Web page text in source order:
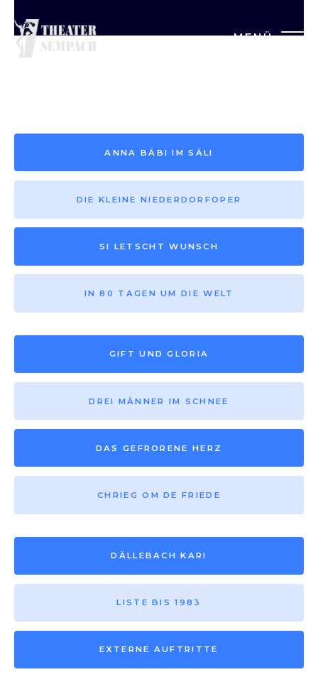
MENÜ
Saison vor 2013
ANNA BÄBI IM SÄLI
DIE KLEINE NIEDERDORFOPER
SI LETSCHT WUNSCH
IN 80 TAGEN UM DIE WELT
GIFT UND GLORIA
DREI MÄNNER IM SCHNEE
DAS GEFRORENE HERZ
CHRIEG OM DE FRIEDE
DÄLLEBACH KARI
LISTE BIS 1983
EXTERNE AUFTRITTE